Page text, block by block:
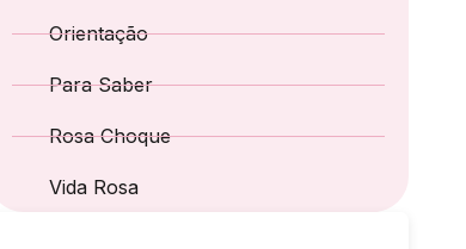
Orientação
Para Saber
Rosa Choque
Vida Rosa